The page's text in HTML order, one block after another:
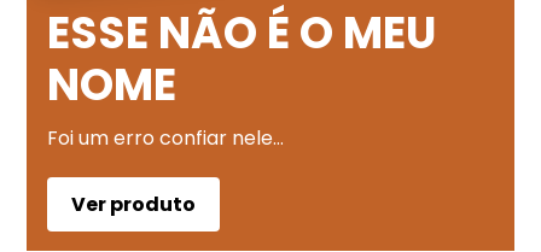
ESSE NÃO É O MEU
NOME
Foi um erro confiar nele…
Ver produto